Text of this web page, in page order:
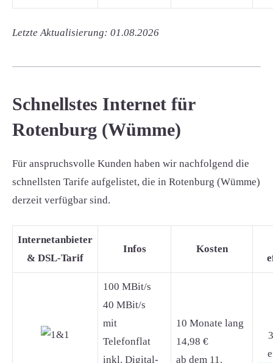
Letzte Aktualisierung: 01.08.2026
Schnellstes Internet für
Rotenburg (Wümme)
Für anspruchsvolle Kunden haben wir nachfolgend die
schnellsten Tarife aufgelistet, die in Rotenburg (Wümme)
derzeit verfügbar sind.
Internetanbieter
& DSL-Tarif
Infos Kosten
100 MBit/s
40 MBit/s
mit
Telefonflat
inkl. Digital-
10 Monate lang
14,98 €
ab dem 11.